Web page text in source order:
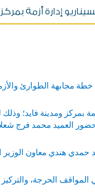
إدارة أزمة
مجابهة الطوارئ
بمركز ومدينة فايد؛
بحضور العميد محمد فرج
حمدي هندي معاون
المواقف الحرجة،